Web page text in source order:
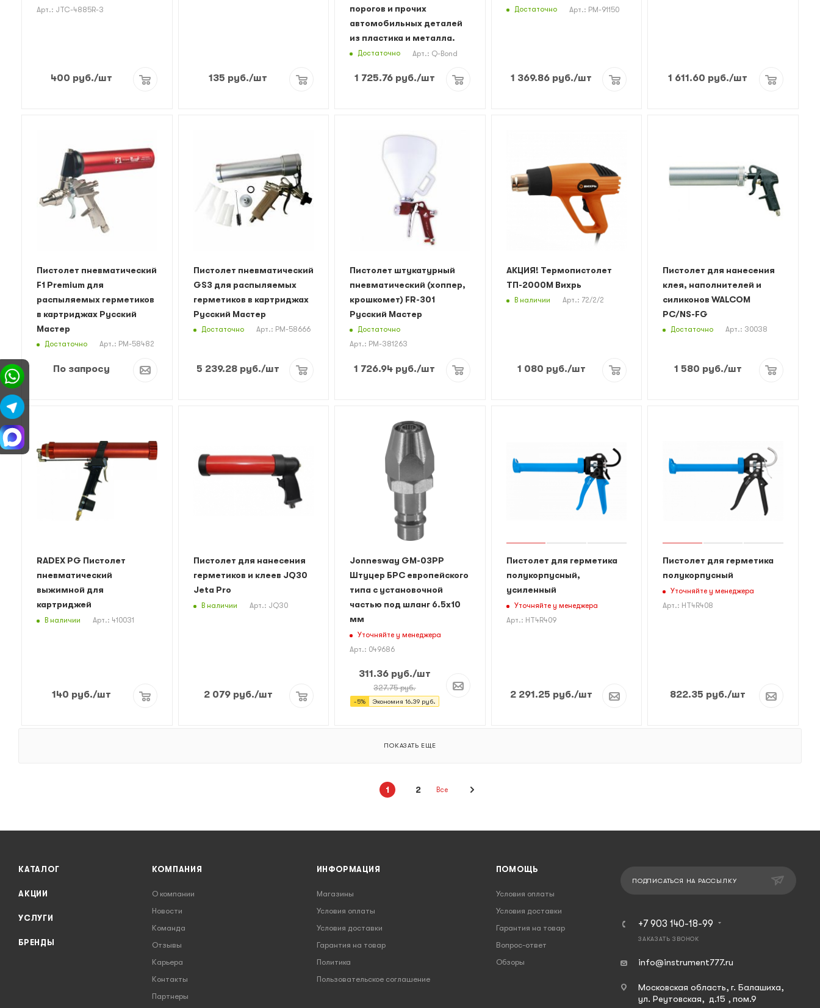
Арт.: JTC-4885R-3
400 руб./шт 135 руб./шт
порогов и прочих
автомобильных деталей
из пластика и металла.
Достаточно Арт.: Q-Bond
1 725.76руб./шт
Достаточно Арт.: РМ-91150
1 369.86 руб./шт 1 611.60 руб./шт
Пистолет пневматический
F1 Premium для
распыляемых герметиков
в картриджах Русский
Мастер
Достаточно Арт.: РМ-58482
По запросу
Пистолет пневматический
GS3 для распыляемых
герметиков в картриджах
Русский Мастер
Достаточно Арт.: РМ-58666
5 239.28 руб./шт
Пистолет штукатурный
пневматический (хоппер,
крошкомет) FR-301
Русский Мастер
Достаточно
Арт.: РМ-381263
1 726.94 руб./шт
АКЦИЯ! Термопистолет
ТП-2000М Вихрь
В наличии Арт.: 72/2/2
1 080 руб./шт
Пистолет для нанесения
клея, наполнителей и
силиконов WALCOM
PС/NS-FG
Достаточно Арт.: 30038
1 580 руб./шт
RADEX PG Пистолет
пневматический
выжимной для
картриджей
В наличии Арт.: 410031
140 руб./шт
Пистолет для нанесения
герметиков и клеев JQ30
Jeta Pro
В наличии Арт.: JQ30
2 079руб./шт
Jonnesway GM-03PP
Штуцер БРС европейского
типа с установочной
частью под шланг 6.5х10
мм
Уточняйте у менеджера
Арт.: 049686
311.36руб./шт
327.75руб.
-5% Экономия 16.39руб.
Пистолет для герметика
полукорпусный,
усиленный
Уточняйте у менеджера
Арт.: HT4R409
2 291.25 руб./шт
Пистолет для герметика
полукорпусный
Уточняйте у менеджера
Арт.: HT4R408
822.35 руб./шт
ПОКАЗАТЬ ЕЩЕ
1 2 Все
КАТАЛОГ
АКЦИИ
УСЛУГИ
БРЕНДЫ
КОМПАНИЯ
О компании
Новости
Команда
Отзывы
Карьера
Контакты
Партнеры
ИНФОРМАЦИЯ
Магазины
Условия оплаты
Условия доставки
Гарантия на товар
Политика
Пользовательское соглашение
ПОМОЩЬ
Условия оплаты
Условия доставки
Гарантия на товар
Вопрос-ответ
Обзоры
ПОДПИСАТЬСЯ НА РАССЫЛКУ
+7 903 140-18-99
ЗАКАЗАТЬ ЗВОНОК
info@instrument777.ru
Московская область, г. Балашиха,
ул. Реутовская, д.15 , пом.9